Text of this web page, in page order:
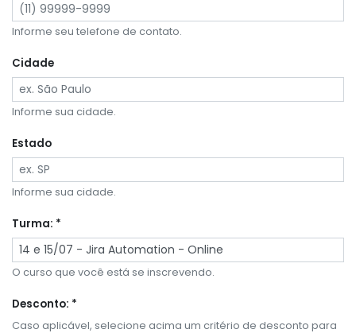
Informe seu telefone de contato.
Cidade
Informe sua cidade.
Estado
Informe sua cidade.
Turma: *
O curso que você está se inscrevendo.
Desconto: *
Caso aplicável, selecione acima um critério de desconto para